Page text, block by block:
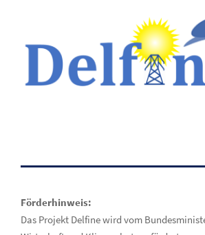
Förderhinweis:
Das Projekt Delfine wird vom